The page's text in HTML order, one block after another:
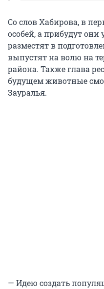
бизонов, последний
быков в Европе. По
«БелТА», в
мировой популяции
страны он
культурным
Со слов Хабирова, в
особей, а прибудут
разместят в
выпустят на волю на
района. Также глава
будущем животные
Зауралья.
— Идею создать